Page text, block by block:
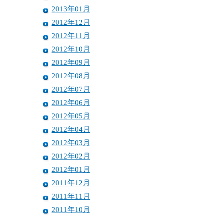
2013年01月
2012年12月
2012年11月
2012年10月
2012年09月
2012年08月
2012年07月
2012年06月
2012年05月
2012年04月
2012年03月
2012年02月
2012年01月
2011年12月
2011年11月
2011年10月